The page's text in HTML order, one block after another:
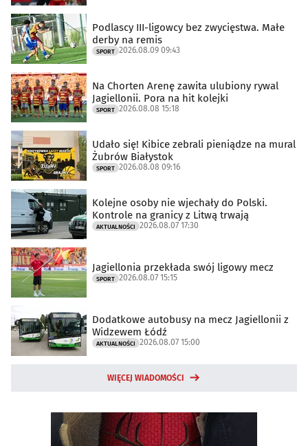
Podlascy III-ligowcy bez zwycięstwa. Małe
derby na remis
SPORT 2026.08.09 09:43
Na Chorten Arenę zawita ulubiony rywal
Jagiellonii. Pora na hit kolejki
SPORT 2026.08.08 15:18
Udało się! Kibice zebrali pieniądze na mural
Żubrów Białystok
SPORT 2026.08.08 09:16
Kolejne osoby nie wjechały do Polski.
Kontrole na granicy z Litwą trwają
AKTUALNOŚCI 2026.08.07 17:30
Jagiellonia przekłada swój ligowy mecz
SPORT 2026.08.07 15:15
Dodatkowe autobusy na mecz Jagiellonii z
Widzewem Łódź
AKTUALNOŚCI 2026.08.07 15:00
WIĘCEJ WIADOMOŚCI